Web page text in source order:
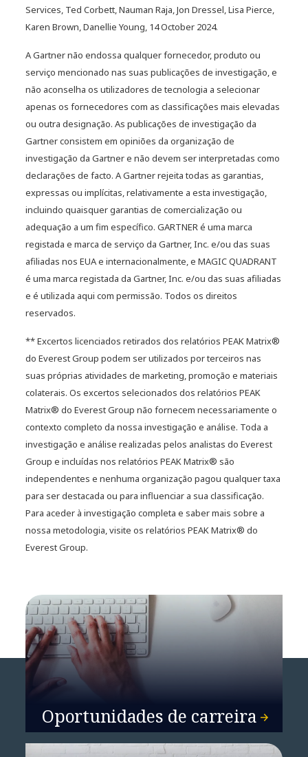
Modernizar os cuidados de
saúde com redes preparadas
para IA
Services, Ted Corbett, Nauman Raja, Jon Dressel, Lisa Pierce,
Karen Brown, Danellie Young, 14 October 2024.
A Gartner não endossa qualquer fornecedor, produto ou
serviço mencionado nas suas publicações de investigação, e
não aconselha os utilizadores de tecnologia a selecionar
apenas os fornecedores com as classificações mais elevadas
ou outra designação. As publicações de investigação da
Gartner consistem em opiniões da organização de
investigação da Gartner e não devem ser interpretadas como
declarações de facto. A Gartner rejeita todas as garantias,
expressas ou implícitas, relativamente a esta investigação,
incluindo quaisquer garantias de comercialização ou
adequação a um fim específico. GARTNER é uma marca
registada e marca de serviço da Gartner, Inc. e/ou das suas
afiliadas nos EUA e internacionalmente, e MAGIC QUADRANT
é uma marca registada da Gartner, Inc. e/ou das suas afiliadas
e é utilizada aqui com permissão. Todos os direitos
reservados.
** Excertos licenciados retirados dos relatórios PEAK Matrix®
do Everest Group podem ser utilizados por terceiros nas
suas próprias atividades de marketing, promoção e materiais
colaterais. Os excertos selecionados dos relatórios PEAK
Matrix® do Everest Group não fornecem necessariamente o
contexto completo da nossa investigação e análise. Toda a
investigação e análise realizadas pelos analistas do Everest
Group e incluídas nos relatórios PEAK Matrix® são
independentes e nenhuma organização pagou qualquer taxa
para ser destacada ou para influenciar a sua classificação.
Para aceder à investigação completa e saber mais sobre a
nossa metodologia, visite os relatórios PEAK Matrix® do
Everest Group.
Oportunidades de carreira